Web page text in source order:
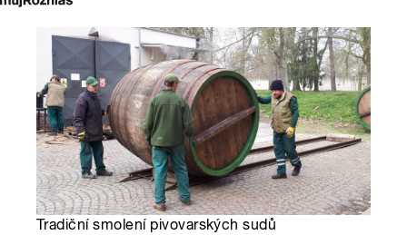
Tradiční smolení pivovarských sudů